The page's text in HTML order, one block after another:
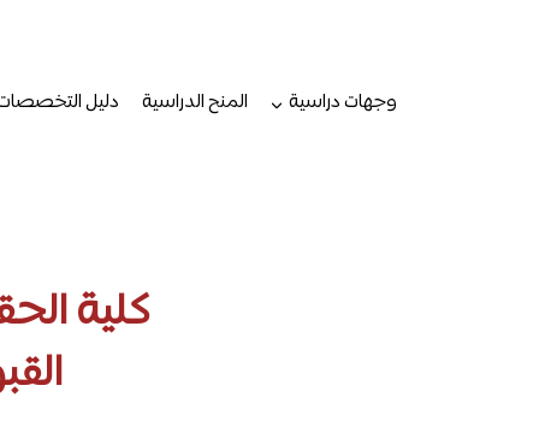
وجهات دراسية
المنح الدراسية دليل
كلية